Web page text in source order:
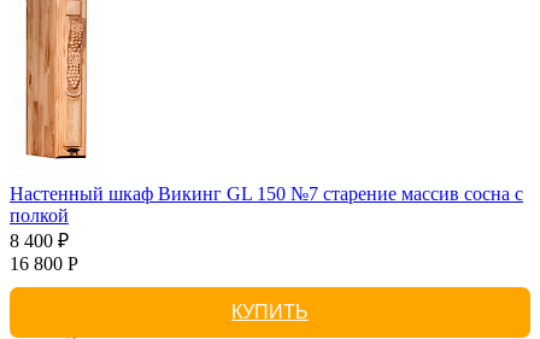
Настенный шкаф Викинг GL 150 №7 старение массив сосна с
полкой
8 400 ₽
16 800 Р
КУПИТЬ